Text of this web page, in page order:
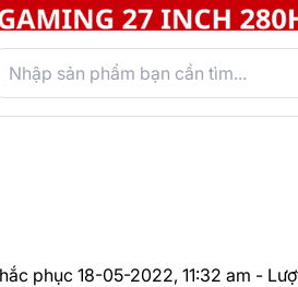
phục 18-05-2022, 11:32 am -